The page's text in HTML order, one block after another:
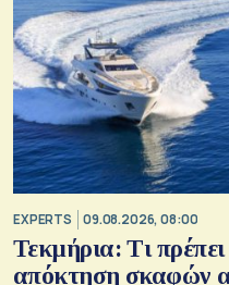
EXPERTS 09.08.2026, 08:00
Τεκμήρια: Τι
απόκτηση σκαφών